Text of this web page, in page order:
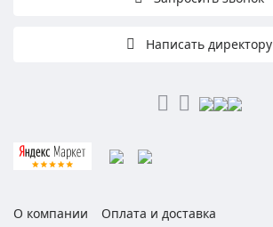
Написать директору
О компании Оплата и доставка